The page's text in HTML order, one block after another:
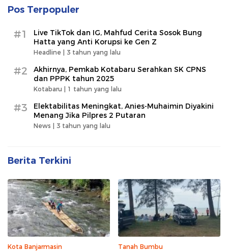
Pos Terpopuler
#1
Live TikTok dan IG, Mahfud Cerita Sosok Bung
Hatta yang Anti Korupsi ke Gen Z
Headline | 3 tahun yang lalu
#2
Akhirnya, Pemkab Kotabaru Serahkan SK CPNS
dan PPPK tahun 2025
Kotabaru | 1 tahun yang lalu
#3
Elektabilitas Meningkat, Anies-Muhaimin Diyakini
Menang Jika Pilpres 2 Putaran
News | 3 tahun yang lalu
Berita Terkini
Kota Banjarmasin Tanah Bumbu